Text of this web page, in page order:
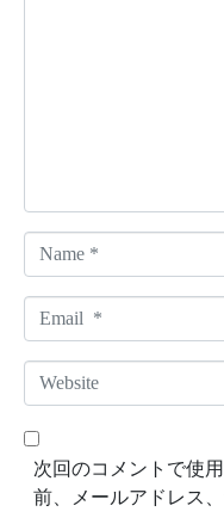
a
m
*
m
a
*
W
e
b
次回のコメントで使
前、メールアドレス